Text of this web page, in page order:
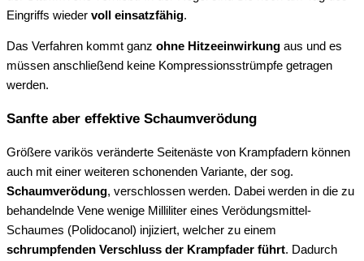
Eingriffs wieder voll einsatzfähig.
Das Verfahren kommt ganz ohne Hitzeeinwirkung aus und es
müssen anschließend keine Kompressionsstrümpfe getragen
werden.
Sanfte aber effektive Schaumverödung
Größere varikös veränderte Seitenäste von Krampfadern können
auch mit einer weiteren schonenden Variante, der sog.
Schaumverödung, verschlossen werden. Dabei werden in die zu
behandelnde Vene wenige Milliliter eines Verödungsmittel-
Schaumes (Polidocanol) injiziert, welcher zu einem
schrumpfenden Verschluss der Krampfader führt. Dadurch